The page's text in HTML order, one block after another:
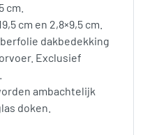
cm.
cm en 2,8×9,5 cm.
dakbedekking
Exclusief
ambachtelijk
doken.